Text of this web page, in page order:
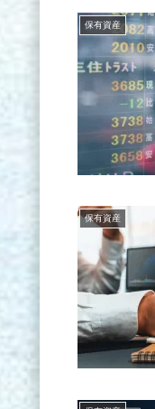
保有資産
保有資産